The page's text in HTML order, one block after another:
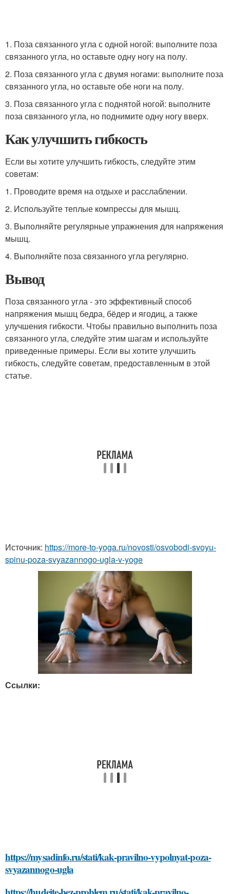
1. Поза связанного угла с одной ногой: выполните поза
связанного угла, но оставьте одну ногу на полу.
2. Поза связанного угла с двумя ногами: выполните поза
связанного угла, но оставьте обе ноги на полу.
3. Поза связанного угла с поднятой ногой: выполните
поза связанного угла, но поднимите одну ногу вверх.
Как улучшить гибкость
Если вы хотите улучшить гибкость, следуйте этим
советам:
1. Проводите время на отдыхе и расслаблении.
2. Используйте теплые компрессы для мышц.
3. Выполняйте регулярные упражнения для напряжения
мышц.
4. Выполняйте поза связанного угла регулярно.
Вывод
Поза связанного угла - это эффективный способ
напряжения мышц бедра, бёдер и ягодиц, а также
улучшения гибкости. Чтобы правильно выполнить поза
связанного угла, следуйте этим шагам и используйте
приведенные примеры. Если вы хотите улучшить
гибкость, следуйте советам, предоставленным в этой
статье.
Источник: https://more-to-yoga.ru/novosti/osvobodi-svoyu-
spinu-poza-svyazannogo-ugla-v-yoge
Ссылки:
https://mysadinfo.ru/stati/kak-pravilno-vypolnyat-poza-
svyazannogo-ugla